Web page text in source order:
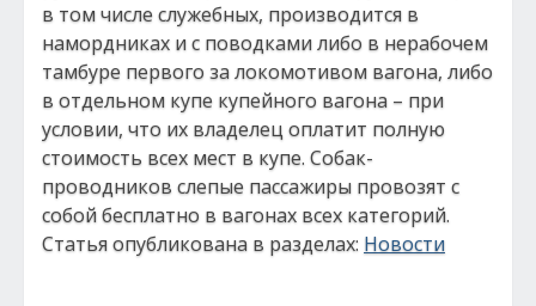
в том числе служебных, производится в
намордниках и с поводками либо в нерабочем
тамбуре первого за локомотивом вагона, либо
в отдельном купе купейного вагона – при
условии, что их владелец оплатит полную
стоимость всех мест в купе. Собак-
проводников слепые пассажиры провозят с
собой бесплатно в вагонах всех категорий.
Статья опубликована в разделах: Новости